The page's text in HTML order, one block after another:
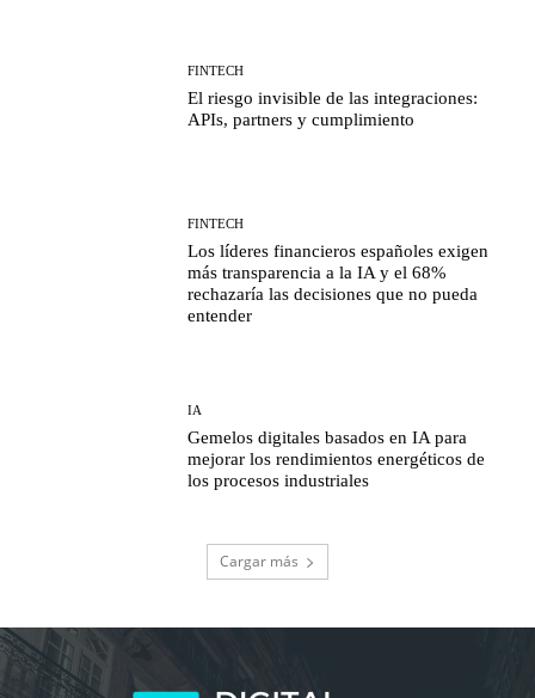
FINTECH
El riesgo invisible de las integraciones:
APIs, partners y cumplimiento
FINTECH
Los líderes financieros españoles exigen
más transparencia a la IA y el 68%
rechazaría las decisiones que no pueda
entender
IA
Gemelos digitales basados en IA para
mejorar los rendimientos energéticos de
los procesos industriales
Cargar más